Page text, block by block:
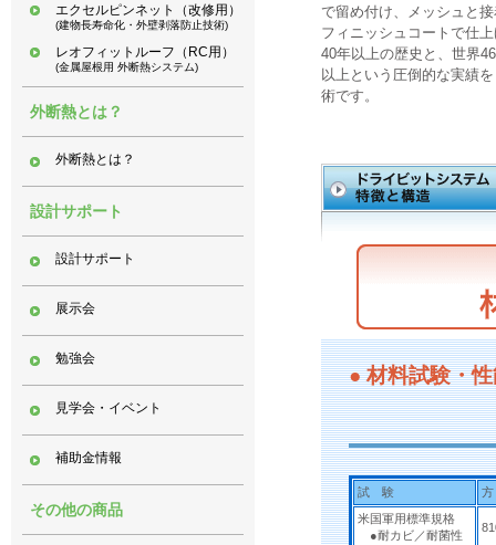
で留め付け、メッシュと
フィニッシュコートで仕
40年以上の歴史と、世界
以上という圧倒的な実績
術です。
● 材料試験・
試 験
米国軍用標準規格
●耐カビ／耐菌性
エクセルピンネット（改修用）
(建物長寿命化・外壁剥落防止技術)
レオフィットルーフ（RC用）
(金属屋根用 外断熱システム)
外断熱とは？
外断熱とは？
設計サポート
設計サポート
展示会
勉強会
見学会・イベント
補助金情報
その他の商品